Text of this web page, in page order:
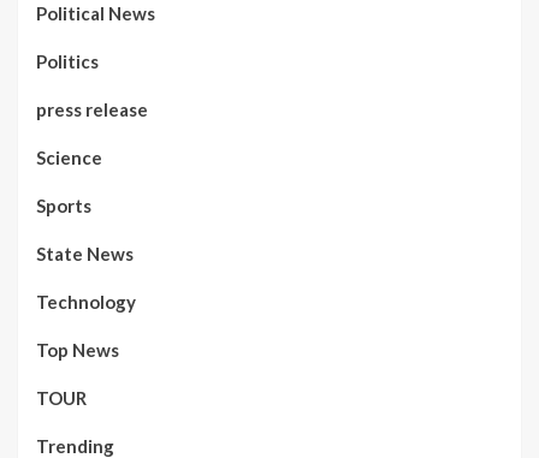
Political News
Politics
press release
Science
Sports
State News
Technology
Top News
TOUR
Trending